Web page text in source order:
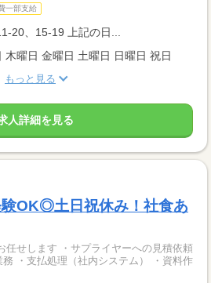
一部支給
20、15-19 上記の日...
木曜日 金曜日 土曜日 日曜日 祝日
もっと見る
人詳細を見る
OK◎土日祝休み！社食あ
イヤーへの見積依頼
務 ・支払処理（社内システム） ・資料作